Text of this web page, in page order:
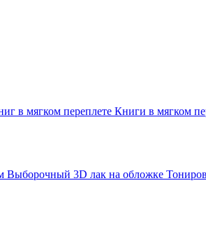
в мягком переплете Книги в мягком
Выборочный 3D лак на обложке